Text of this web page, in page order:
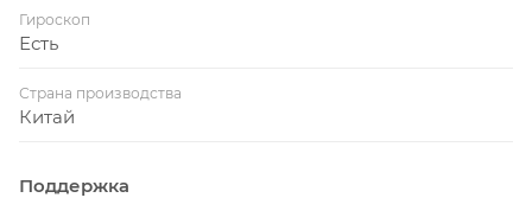
Гироскоп
Есть
Страна производства
Китай
Поддержка